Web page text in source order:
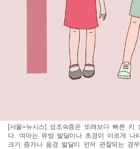
[서울=뉴시스] 성조숙증은 또래보다 빠른 키
다. 여아는 유방 발달이나 초경이 이르게 나
크기 증가나 음경 발달이 먼저 관찰되는 경